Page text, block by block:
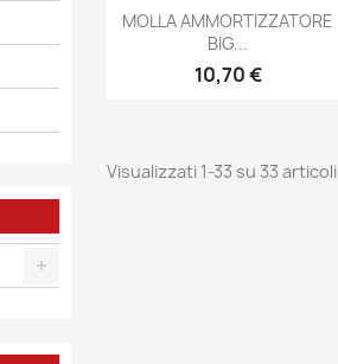
Anteprima
MOLLA AMMORTIZZATORE
BIG...
Prezzo
10,70 €
Visualizzati 1-33 su 33 articoli